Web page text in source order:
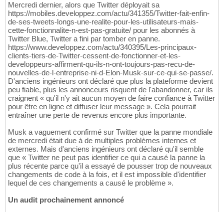
Mercredi dernier, alors que Twitter déployait sa
https://mobiles.developpez.com/actu/341355/Twitter-fait-enfin-
de-ses-tweets-longs-une-realite-pour-les-utilisateurs-mais-
cette-fonctionnalite-n-est-pas-gratuite/ pour les abonnés à
Twitter Blue, Twitter a fini par tomber en panne.
https://www.developpez.com/actu/340395/Les-principaux-
clients-tiers-de-Twitter-cessent-de-fonctionner-et-les-
developpeurs-affirment-qu-ils-n-ont-toujours-pas-recu-de-
nouvelles-de-l-entreprise-ni-d-Elon-Musk-sur-ce-qui-se-passe/.
D'anciens ingénieurs ont déclaré que plus la plateforme devient
peu fiable, plus les annonceurs risquent de l'abandonner, car ils
craignent « qu'il n'y ait aucun moyen de faire confiance à Twitter
pour être en ligne et diffuser leur message ». Cela pourrait
entraîner une perte de revenus encore plus importante.
Musk a vaguement confirmé sur Twitter que la panne mondiale
de mercredi était due à de multiples problèmes internes et
externes. Mais d'anciens ingénieurs ont déclaré qu'il semble
que « Twitter ne peut pas identifier ce qui a causé la panne la
plus récente parce qu'il a essayé de pousser trop de nouveaux
changements de code à la fois, et il est impossible d'identifier
lequel de ces changements a causé le problème ».
Un audit prochainement annoncé